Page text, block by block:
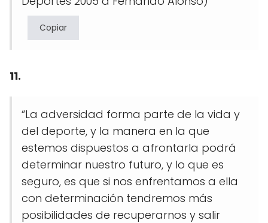
Copiar
11.
“La adversidad forma parte de la vida y
del deporte, y la manera en la que
estemos dispuestos a afrontarla podrá
determinar nuestro futuro, y lo que es
seguro, es que si nos enfrentamos a ella
con determinación tendremos más
posibilidades de recuperarnos y salir